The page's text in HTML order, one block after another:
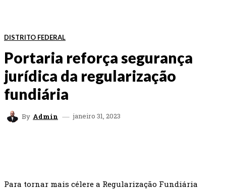
DISTRITO FEDERAL
Portaria reforça segurança
jurídica da regularização
fundiária
By Admin janeiro 31, 2023
Para tornar mais célere a Regularização Fundiária